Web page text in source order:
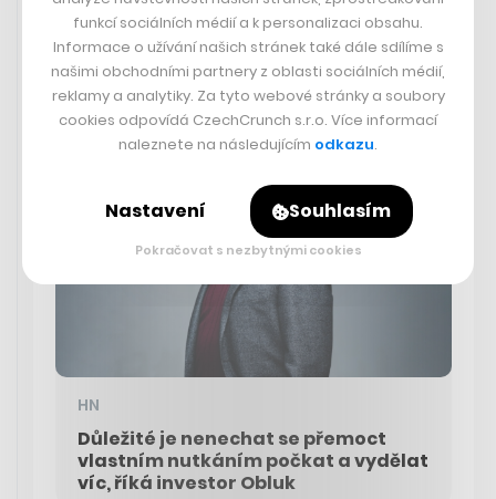
Bývalý šéf společnosti AVG Karel Obluk začínal s
malými investicemi do kyberbezpečnostních firem, nyní
má již otevřený fond Evolution Equity Partners s velikostí
přes 16 miliard korun.
HN
Důležité je nenechat se přemoct
vlastním nutkáním počkat a vydělat
víc, říká investor Obluk
funkcí sociálních médií a k personalizaci obsahu.
Informace o užívání našich stránek také dále sdílíme s
našimi obchodními partnery z oblasti sociálních médií,
reklamy a analytiky. Za tyto webové stránky a soubory
cookies odpovídá CzechCrunch s.r.o. Více informací
naleznete na následujícím odkazu.
Nastavení Souhlasím
Pokračovat s nezbytnými cookies